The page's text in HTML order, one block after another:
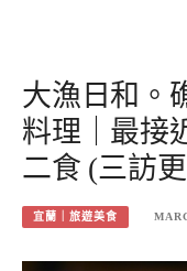
大漁日和。
料理｜最接
二食 (三訪
宜蘭｜旅遊美食